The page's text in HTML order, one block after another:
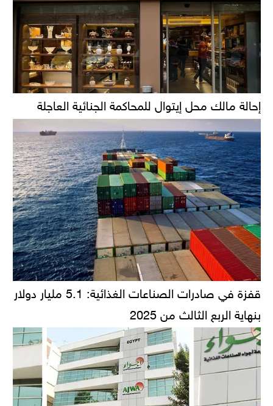
إحالة مالك محل إيتوال للمحاكمة الجنائية العاجلة
قفزة في صادرات الصناعات الغذائية: 5.1 مليار دولار
بنهاية الربع الثالث من 2025